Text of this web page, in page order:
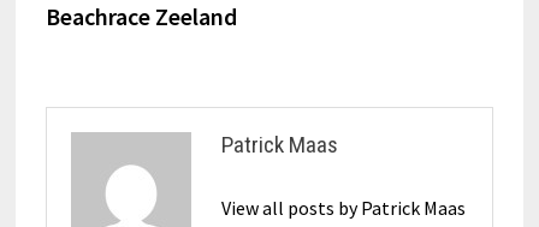
Beachrace Zeeland
Patrick Maas
View all posts by Patrick Maas